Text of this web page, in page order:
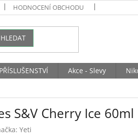
HODNOCENÍ OBCHODU
HLEDAT
PŘÍSLUŠENSTVÍ Akce - Slevy
S&V Cherry Ice 60ml
Yeti